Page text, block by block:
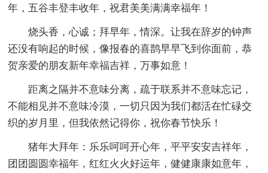
年，五谷丰登丰收年，祝君美美满满幸福年！
烧头香，心诚；拜早年，情深。让我在辞岁的钟声
还没有响起的时候，像报春的喜鹊早早飞到你面前，恭
贺亲爱的朋友新年幸福吉祥，万事如意！
距离之隔并不意味分离，疏于联系并不意味忘记，
不能相见并不意味冷漠，一切只因为我们都活在忙碌交
织的岁月里，但我依然记得你，祝你春节快乐！
猪年大拜年：乐乐呵呵开心年，平平安安吉祥年，
团团圆圆幸福年，红红火火好运年，健健康康如意年，